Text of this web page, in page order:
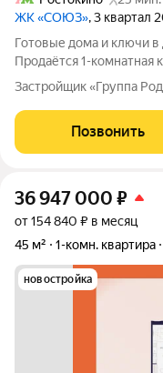
ЖК «СОЮЗ», 3 квартал
Готовые дома и ключи в
Продаётся 1-комнатная
в Жилом Комплексе
премиум-класса с
видов спорта: - Ледовая
Застройщик «Группа
Позвонить
36 947 000 ₽
от 154 840 ₽ в месяц
45 м²
1-комн. квартира
новостройка